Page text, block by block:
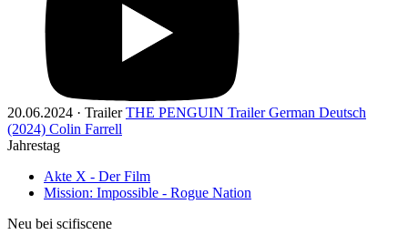
20.06.2024 · TrailerTHE PENGUIN Trailer German Deutsch
(2024) Colin Farrell
Jahrestag
Akte X - Der Film
Mission: Impossible - Rogue Nation
Neu bei scifiscene